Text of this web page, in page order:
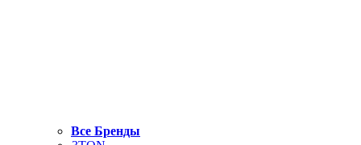
Все Бренды